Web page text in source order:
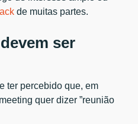
de muitas partes.
ser
ter percebido que, em
quer dizer ”reunião